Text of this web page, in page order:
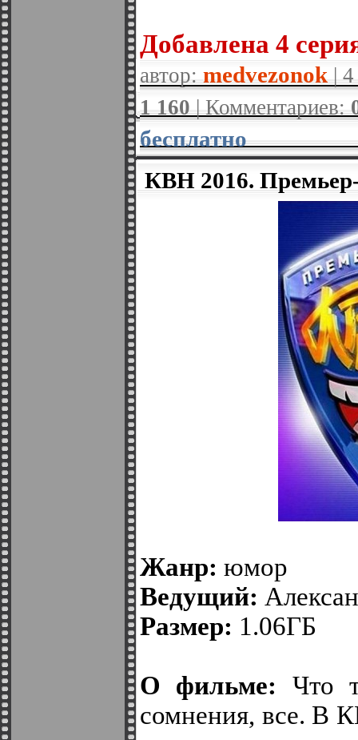
Добавленa 4
автор: medvezonok |
1 160| Комментариев:
бесплатно
КВН 2016.
Жанр: юмор
Ведущий:
Размер: 1.06ГБ
О фильме: Что
сомнения, все. В